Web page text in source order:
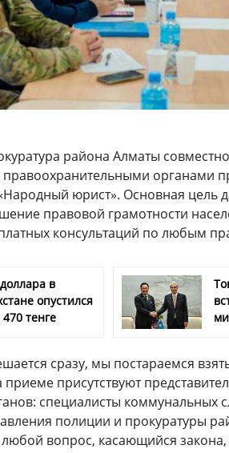
района Алматы
правоохранительными органами
юрист». Основная цель
правовой грамотности
консультаций по любым
в
опустился
тенге
сразу, мы постараемся
присутствуют
специалисты коммунальных
полиции и прокуратуры
любой вопрос, касающийся